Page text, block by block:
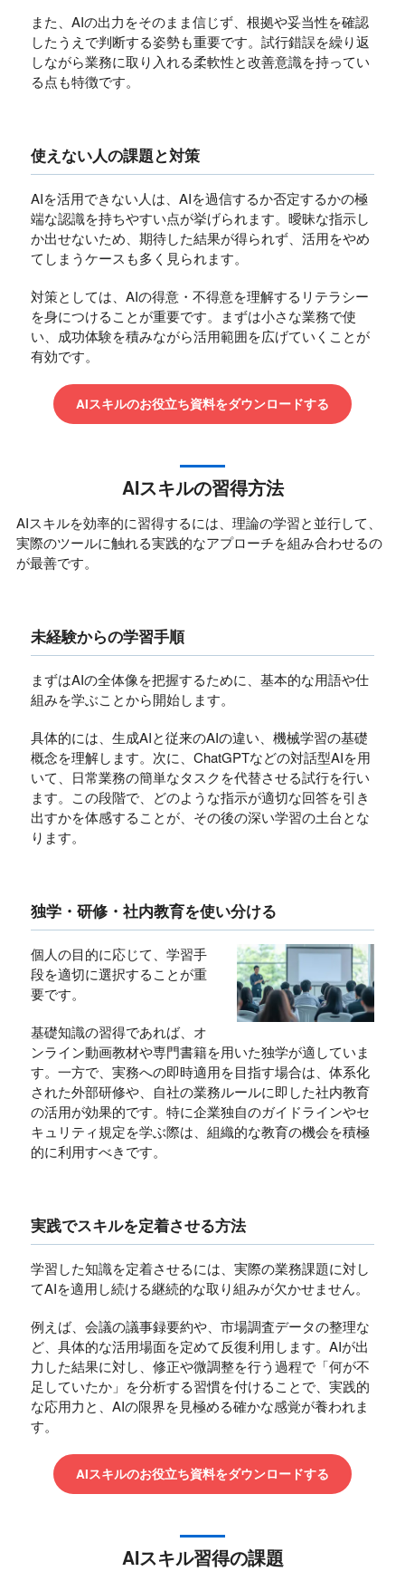
また、AIの出力をそのまま信じず、根拠や妥当性を確認
したうえで判断する姿勢も重要です。試行錯誤を繰り返
しながら業務に取り入れる柔軟性と改善意識を持ってい
る点も特徴です。
使えない人の課題と対策
AIを活用できない人は、AIを過信するか否定するかの極
端な認識を持ちやすい点が挙げられます。曖昧な指示し
か出せないため、期待した結果が得られず、活用をやめ
てしまうケースも多く見られます。
対策としては、AIの得意・不得意を理解するリテラシー
を身につけることが重要です。まずは小さな業務で使
い、成功体験を積みながら活用範囲を広げていくことが
有効です。
AIスキルのお役立ち資料をダウンロードする
AIスキルの習得方法
AIスキルを効率的に習得するには、理論の学習と並行して、
実際のツールに触れる実践的なアプローチを組み合わせるの
が最善です。
未経験からの学習手順
まずはAIの全体像を把握するために、基本的な用語や仕
組みを学ぶことから開始します。
具体的には、生成AIと従来のAIの違い、機械学習の基礎
概念を理解します。次に、ChatGPTなどの対話型AIを用
いて、日常業務の簡単なタスクを代替させる試行を行い
ます。この段階で、どのような指示が適切な回答を引き
出すかを体感することが、その後の深い学習の土台とな
ります。
独学・研修・社内教育を使い分ける
個人の目的に応じて、学習手
段を適切に選択することが重
要です。
基礎知識の習得であれば、オ
ンライン動画教材や専門書籍を用いた独学が適していま
す。一方で、実務への即時適用を目指す場合は、体系化
された外部研修や、自社の業務ルールに即した社内教育
の活用が効果的です。特に企業独自のガイドラインやセ
キュリティ規定を学ぶ際は、組織的な教育の機会を積極
的に利用すべきです。
実践でスキルを定着させる方法
学習した知識を定着させるには、実際の業務課題に対し
てAIを適用し続ける継続的な取り組みが欠かせません。
例えば、会議の議事録要約や、市場調査データの整理な
ど、具体的な活用場面を定めて反復利用します。AIが出
力した結果に対し、修正や微調整を行う過程で「何が不
足していたか」を分析する習慣を付けることで、実践的
な応用力と、AIの限界を見極める確かな感覚が養われま
す。
AIスキルのお役立ち資料をダウンロードする
AIスキル習得の課題